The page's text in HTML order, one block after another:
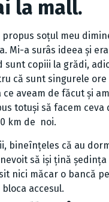
la mall.
propus soțul meu
Mi-a surâs ideea și
sunt copiii la grădi,
că sunt singurele
ce aveam de făcut și
totuși să facem
km de noi.
bineînțeles că au
să iși țină
nici măcar o bancă
bloca accesul.